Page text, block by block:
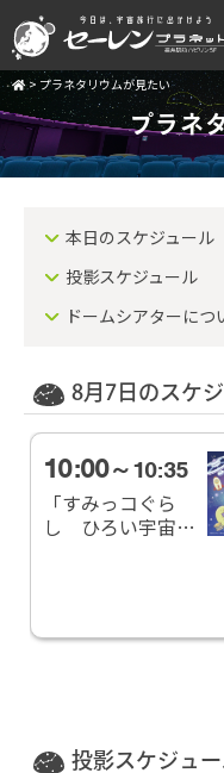
> プラネタリウムが見たい
プラネ
本日のスケジュール
投影スケジュール
ドームシアターにつ
8月7日のスケ
10:00～10:35
「すみっコぐら
し ひろい宇宙と
投影スケジュ